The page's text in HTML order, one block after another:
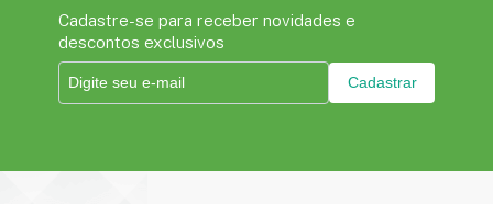
Cadastre-se para receber novidades e
descontos exclusivos
Cadastrar